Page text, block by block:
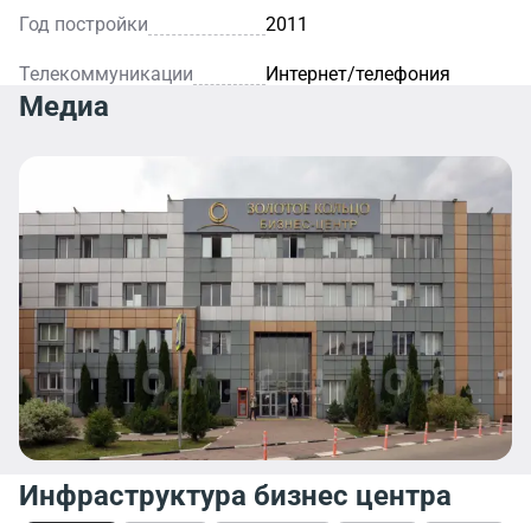
Год постройки 2011
Телекоммуникации Интернет/телефония
Медиа
Инфраструктура бизнес центра